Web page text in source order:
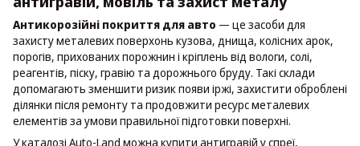
Антикорозійні покриття для авто — це засоби для
захисту металевих поверхонь кузова, днища, колісних арок,
порогів, прихованих порожнин і кріплень від вологи, солі,
реагентів, піску, гравію та дорожнього бруду. Такі склади
допомагають зменшити ризик появи іржі, захистити оброблені
ділянки після ремонту та продовжити ресурс металевих
елементів за умови правильної підготовки поверхні.
У каталозі Auto-Land можна купити антигравій у спреї,